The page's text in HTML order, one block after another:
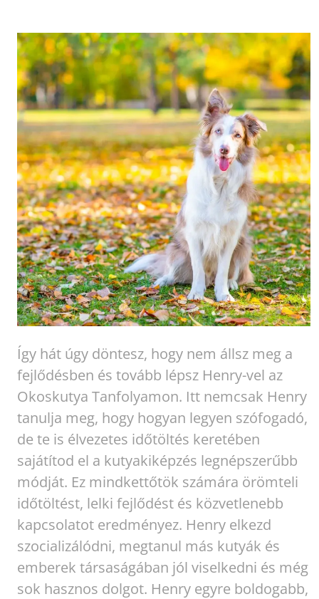
Így hát úgy döntesz, hogy nem állsz meg a
fejlődésben és tovább lépsz Henry-vel az
Okoskutya Tanfolyamon. Itt nemcsak Henry
tanulja meg, hogy hogyan legyen szófogadó,
de te is élvezetes időtöltés keretében
sajátítod el a kutyakiképzés legnépszerűbb
módját. Ez mindkettőtök számára örömteli
időtöltést, lelki fejlődést és közvetlenebb
kapcsolatot eredményez. Henry elkezd
szocializálódni, megtanul más kutyák és
emberek társaságában jól viselkedni és még
sok hasznos dolgot. Henry egyre boldogabb,